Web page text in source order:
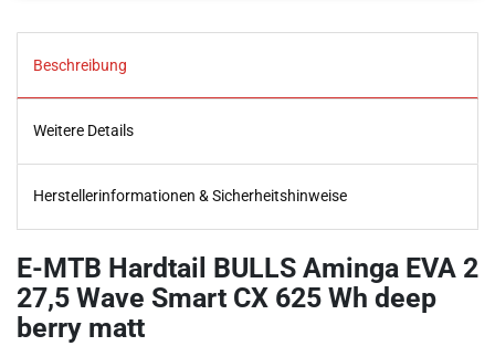
Beschreibung
Weitere Details
Herstellerinformationen & Sicherheitshinweise
E-MTB Hardtail BULLS Aminga EVA 2
27,5 Wave Smart CX 625 Wh deep
berry matt